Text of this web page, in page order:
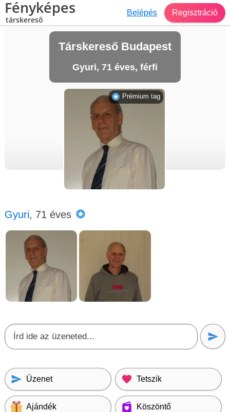
Fényképes
társkereső
Belépés Regisztráció
Társkereső Budapest
Gyuri, 71 éves, férfi
Gyuri, 71 éves
Üzenet Tetszik
Ajándék Köszöntő
Prémium tag